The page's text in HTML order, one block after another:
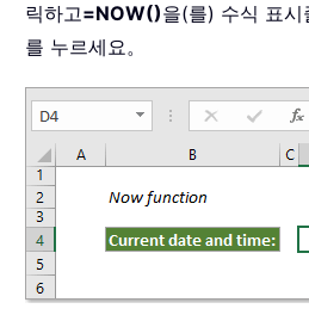
릭하고=NOW()을(를) 수식 표
를 누르세요。